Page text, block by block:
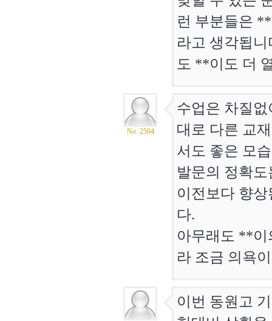
런 부분들은
라고 생각됩
도 **이도 더
No. 2504
수업은 차질
대로 다른 교
서도 좋은 모
발문의 정확
이전보다 향
다.
아무래도 **이
라 조금 의욕
이번 동원고